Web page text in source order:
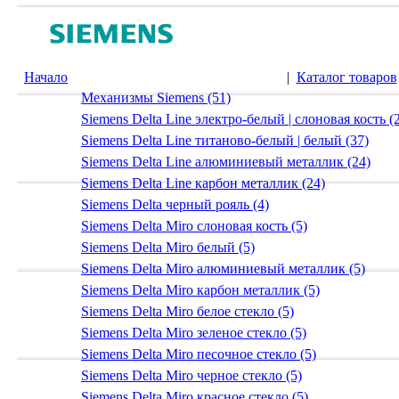
Начало | Каталог товаров
Механизмы Siemens (51)
Siemens Delta Line электро-белый | слоновая кость
Siemens Delta Line титаново-белый | белый (37)
Siemens Delta Line алюминиевый металлик (24)
Siemens Delta Line карбон металлик (24)
Siemens Delta черный рояль (4)
Siemens Delta Miro слоновая кость (5)
Siemens Delta Miro белый (5)
Siemens Delta Miro алюминиевый металлик (5)
Siemens Delta Miro карбон металлик (5)
Siemens Delta Miro белое стекло (5)
Siemens Delta Miro зеленое стекло (5)
Siemens Delta Miro песочное стекло (5)
Siemens Delta Miro черное стекло (5)